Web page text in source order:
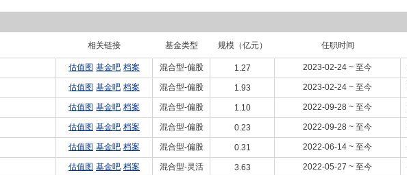
相关链接 基金类型 规模（亿元） 任职时间
估值图 基金吧 档案 混合型-偏股 1.27 2023-02-24 ~ 至今
估值图 基金吧 档案 混合型-偏股 1.93 2023-02-24 ~ 至今
估值图 基金吧 档案 混合型-偏股 1.10 2022-09-28 ~ 至今
估值图 基金吧 档案 混合型-偏股 0.23 2022-09-28 ~ 至今
估值图 基金吧 档案 混合型-偏股 0.31 2022-06-14 ~ 至今
估值图 基金吧 档案 混合型-灵活 3.63 2022-05-27 ~ 至今